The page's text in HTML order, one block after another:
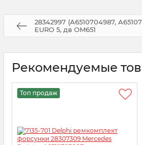
28342997 (A6510704987,
EURO 5, дв OM651
Рекомендуемые
Топ продаж